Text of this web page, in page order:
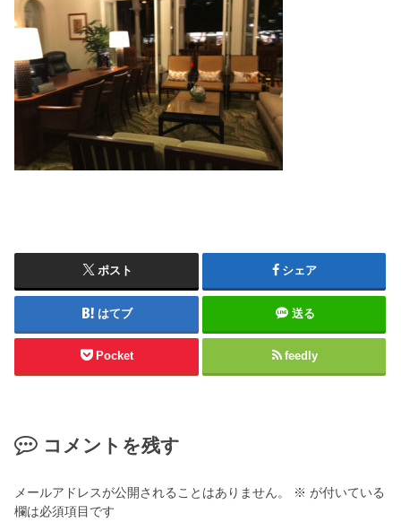
ポスト シェア
はてブ 送る
Pocket feedly
コメントを残す
メールアドレスが公開されることはありません。 ※ が付いている
欄は必須項目です